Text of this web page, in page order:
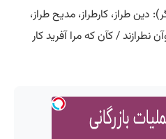
دین طراز، کارطراز، مدیح طراز،
نطرازند / کآن که مرا آفرید کار